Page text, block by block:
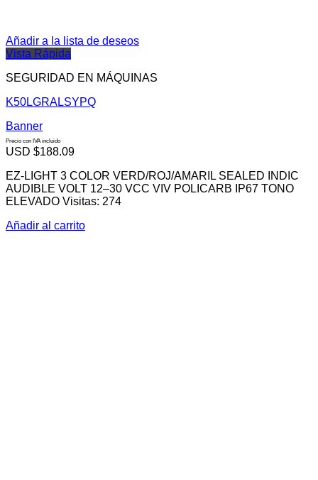
Añadir a la lista de deseos
Vista Rápida
SEGURIDAD EN MÁQUINAS
K50LGRALSYPQ
Banner
Precio con IVA incluido
USD $188.09
EZ-LIGHT 3 COLOR VERD/ROJ/AMARIL SEALED INDIC
AUDIBLE VOLT 12–30 VCC VIV POLICARB IP67 TONO
ELEVADO Visitas: 274
Añadir al carrito